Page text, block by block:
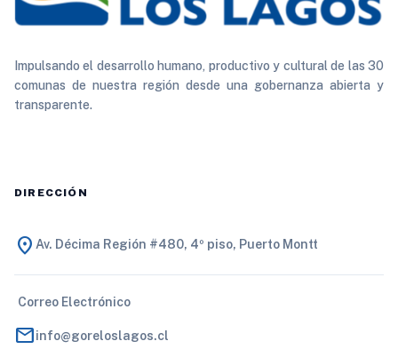
Impulsando el desarrollo humano, productivo y cultural de las 30
comunas de nuestra región desde una gobernanza abierta y
transparente.
DIRECCIÓN
location_on Av. Décima Región #480, 4º piso, Puerto Montt
Correo Electrónico
mailinfo@goreloslagos.cl